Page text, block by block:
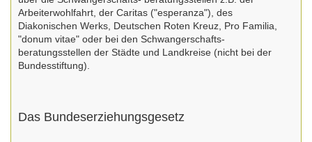
Arbeiterwohlfahrt, der Caritas ("esperanza"), des
Diakonischen Werks, Deutschen Roten Kreuz, Pro Familia,
"donum vitae" oder bei den Schwangerschafts-
beratungsstellen der Städte und Landkreise (nicht bei der
Bundesstiftung).
Das Bundeserziehungsgesetz